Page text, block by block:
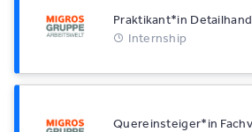
Praktikant*​in
Internship
Quereinsteiger*​in